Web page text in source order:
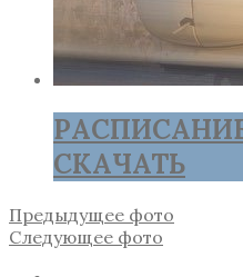
СКАЧАТЬ
Предыдущее фото
Следующее фото